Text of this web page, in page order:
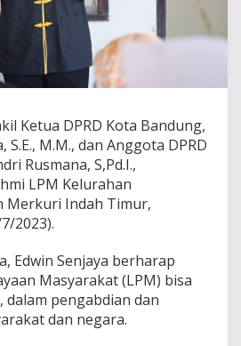
d
T
e
r
d
e
p
a
n
a
l
a
m
B
Ketua DPRD Kota Bandung,
S.E., M.M., dan Anggota DPRD
Rusmana, S,Pd.I.,
LPM Kelurahan
Merkuri Indah Timur,
2023).
Edwin Senjaya berharap
Masyarakat (LPM) bisa
dalam pengabdian dan
dan negara.